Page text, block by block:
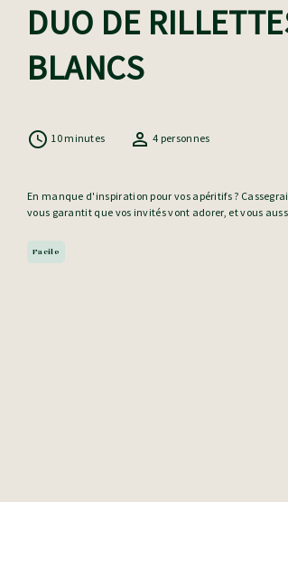
DUO DE
BLANCS
10 minutes 4 personnes
En manque d'inspiration pour vos apéritifs ?
vous garantit que vos invités vont adorer, et vous
Facile